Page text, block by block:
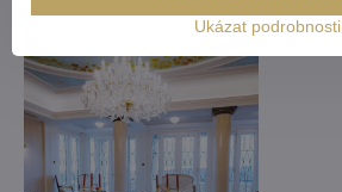
Ukázat podrobnosti